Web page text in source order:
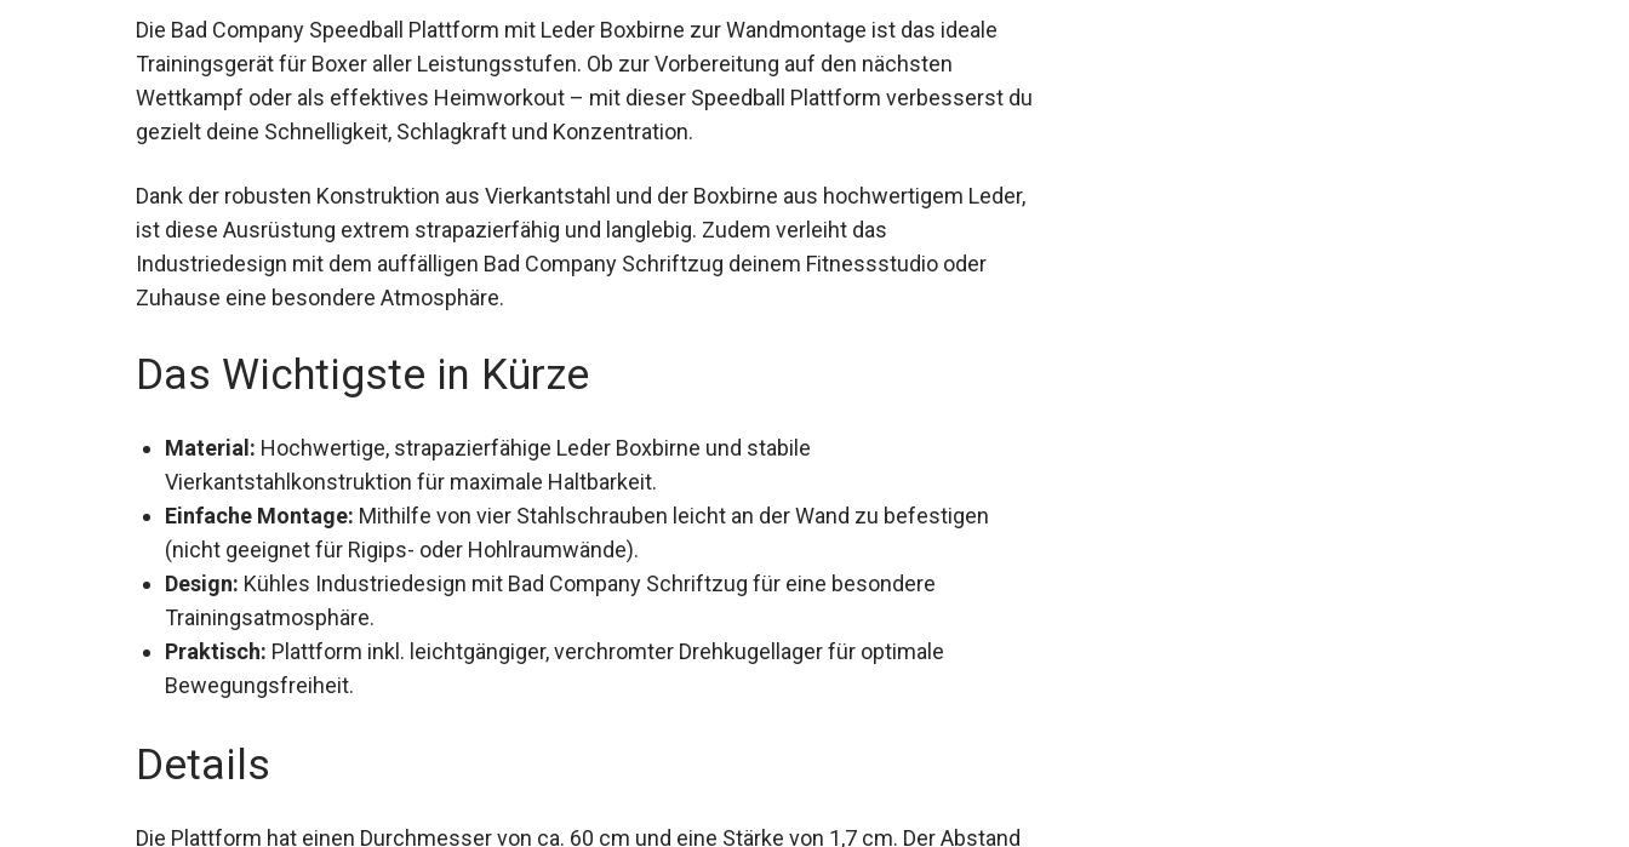
Die Bad Company Speedball Plattform mit Leder Boxbirne zur Wandmontage ist das ideale
Trainingsgerät für Boxer aller Leistungsstufen. Ob zur Vorbereitung auf den nächsten
Wettkampf oder als effektives Heimworkout – mit dieser Speedball Plattform verbesserst
du gezielt deine Schnelligkeit, Schlagkraft und Konzentration.
Dank der robusten Konstruktion aus Vierkantstahl und der Boxbirne aus hochwertigem
Leder, ist diese Ausrüstung extrem strapazierfähig und langlebig. Zudem verleiht das
Industriedesign mit dem auffälligen Bad Company Schriftzug deinem Fitnessstudio oder
Zuhause eine besondere Atmosphäre.
Das Wichtigste in Kürze
Material: Hochwertige, strapazierfähige Leder Boxbirne und stabile
Vierkantstahlkonstruktion für maximale Haltbarkeit.
Einfache Montage: Mithilfe von vier Stahlschrauben leicht an der Wand zu befestigen
(nicht geeignet für Rigips- oder Hohlraumwände).
Design: Kühles Industriedesign mit Bad Company Schriftzug für eine besondere
Trainingsatmosphäre.
Praktisch: Plattform inkl. leichtgängiger, verchromter Drehkugellager für optimale
Bewegungsfreiheit.
Details
Die Plattform hat einen Durchmesser von ca. 60 cm und eine Stärke von 1,7 cm. Der Abstand